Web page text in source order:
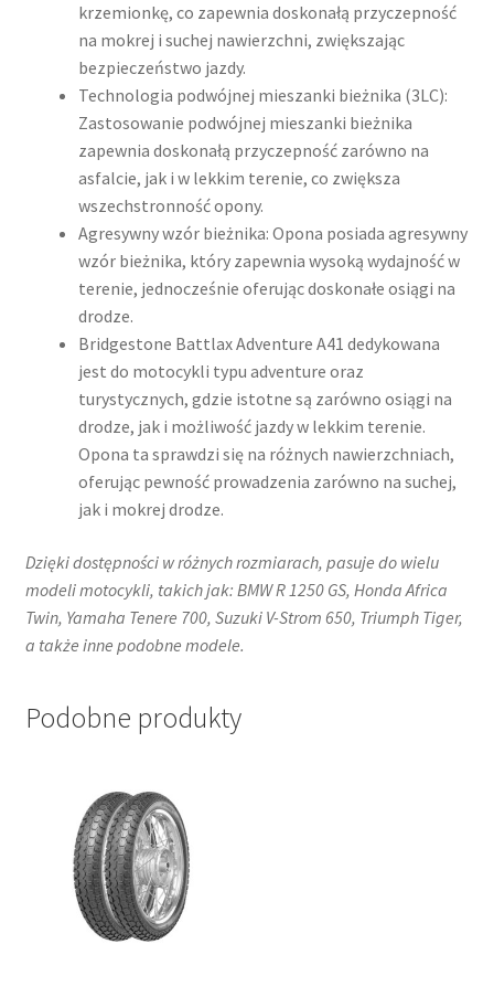
krzemionkę, co zapewnia doskonałą przyczepność
na mokrej i suchej nawierzchni, zwiększając
bezpieczeństwo jazdy.
Technologia podwójnej mieszanki bieżnika (3LC):
Zastosowanie podwójnej mieszanki bieżnika
zapewnia doskonałą przyczepność zarówno na
asfalcie, jak i w lekkim terenie, co zwiększa
wszechstronność opony.
Agresywny wzór bieżnika: Opona posiada agresywny
wzór bieżnika, który zapewnia wysoką wydajność w
terenie, jednocześnie oferując doskonałe osiągi na
drodze.
Bridgestone Battlax Adventure A41 dedykowana
jest do motocykli typu adventure oraz
turystycznych, gdzie istotne są zarówno osiągi na
drodze, jak i możliwość jazdy w lekkim terenie.
Opona ta sprawdzi się na różnych nawierzchniach,
oferując pewność prowadzenia zarówno na suchej,
jak i mokrej drodze.
Dzięki dostępności w różnych rozmiarach, pasuje do wielu
modeli motocykli, takich jak:​ BMW R 1250 GS, Honda Africa
Twin, Yamaha Tenere 700, Suzuki V-Strom 650, Triumph Tiger,
a także inne podobne modele.​
Podobne produkty